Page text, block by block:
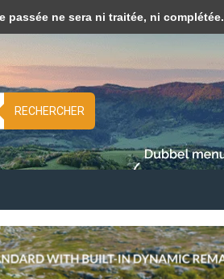
RECHERCHER
En savoir plus sur les témoins (cookies) »
ne sera ni traitée, ni complétée.